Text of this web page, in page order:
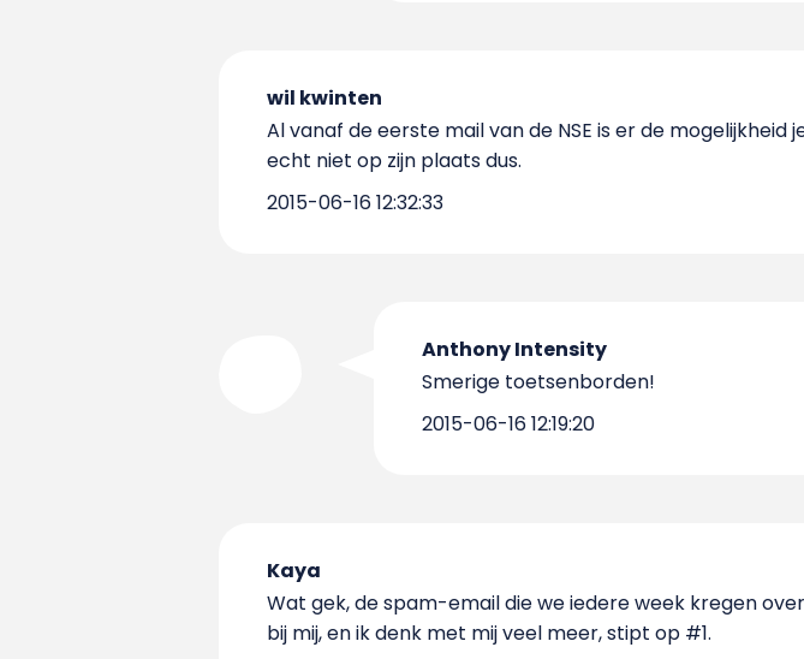
wil kwinten
Al vanaf de eerste mail van de NSE is er de
echt niet op zijn plaats dus.
2015-06-16 12:32:33
Anthony Intensity
Smerige toetsenborden!
2015-06-16 12:19:20
Kaya
Wat gek, de spam-email die we iedere week kregen
bij mij, en ik denk met mij veel meer, stipt op #1.